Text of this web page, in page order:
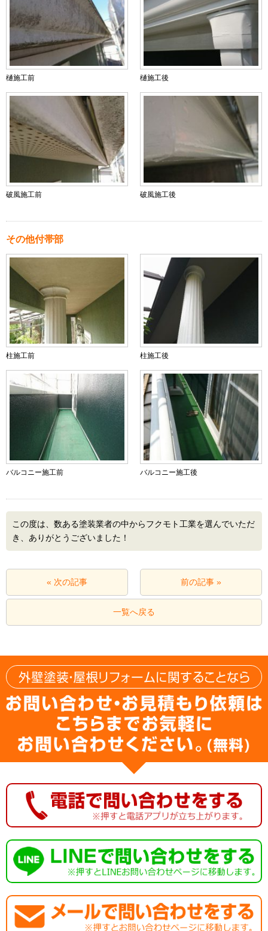
樋施工前 樋施工後
破風施工前 破風施工後
その他付帯部
柱施工前 柱施工後
バルコニー施工前 バルコニー施工後
この度は、数ある塗装業者の中からフクモト工業を選んでいただ
き、ありがとうございました！
« 次の記事 前の記事 »
一覧へ戻る